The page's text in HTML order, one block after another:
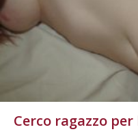
Cerco ragazzo